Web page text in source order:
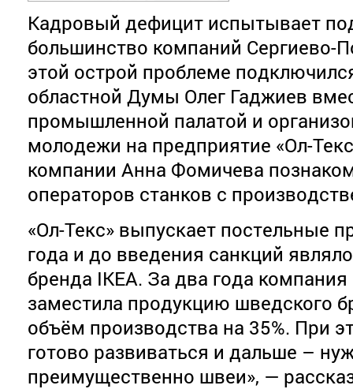
Кадровый дефицит испытывает
большинство компаний Сергиево-
этой острой проблеме
областной Думы Олег Гаджиев
промышленной палатой и
молодежи на предприятие «Ол-
компании Анна Фомичева
операторов станков с
«Ол-Текс» выпускает постельные
года и до введения санкций
бренда IKEA. За два года
заместила продукцию шведского
объём производства на 35%. При
готово развиваться и дальше –
преимущественно швеи», —